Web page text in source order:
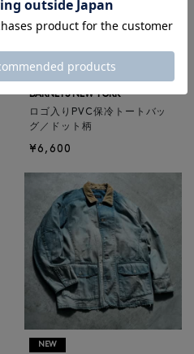
NEW
BARNEYS NEW YORK
ロゴ入りPVC保冷トートバッ
グ／ドット柄
¥6,600
NEW